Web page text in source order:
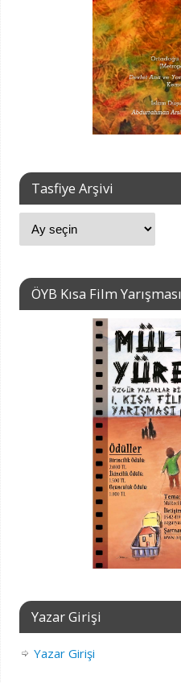
Tasfiye Arşivi
ÖYB Kısa Film Yarışması
Yazar Girişi
Yazar Girişi